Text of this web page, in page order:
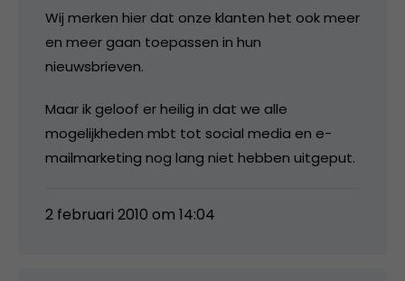
Wij merken hier dat onze klanten het ook meer
en meer gaan toepassen in hun
nieuwsbrieven.
Maar ik geloof er heilig in dat we alle
mogelijkheden mbt tot social media en e-
mailmarketing nog lang niet hebben uitgeput.
2 februari 2010 om 14:04